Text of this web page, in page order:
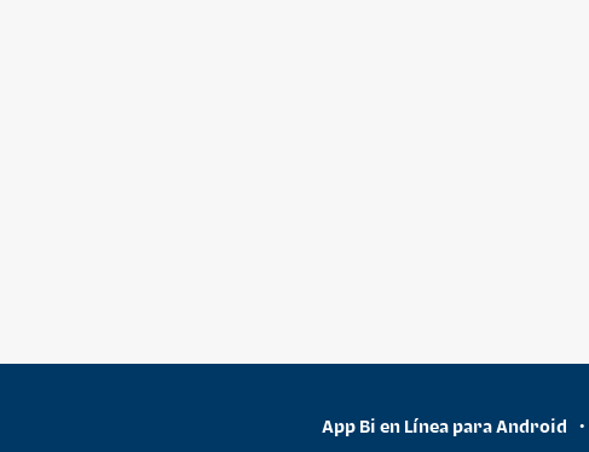
App Bi en Línea para Android •